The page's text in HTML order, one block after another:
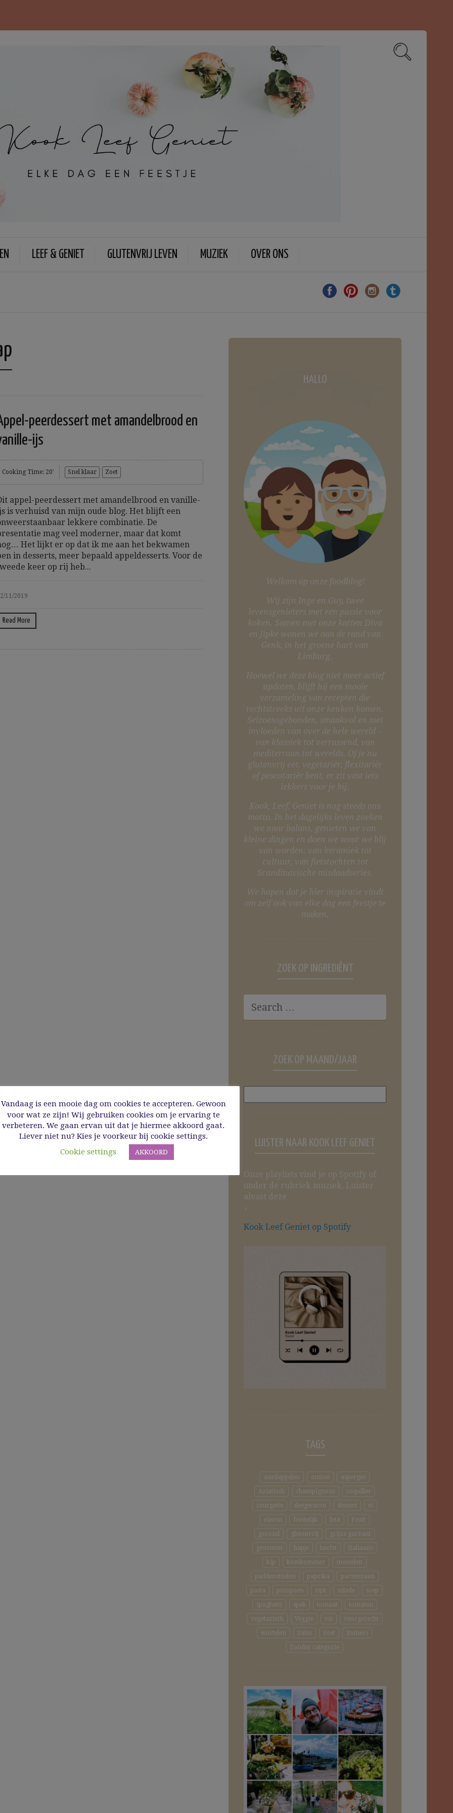
LEEF & GENIET GLUTENVRIJ LEVEN MUZIEK OVER ONS
peerdessert met amandelbrood en
ijs
Cooking Time: 20' Snel klaar Zoet
appel-peerdessert met amandelbrood en vanille-
is verhuisd van mijn oude blog. Het blijft een
lekkere combinatie. De
mag veel moderner, maar dat komt
Het lijkt er op dat ik me aan het bekwamen
in desserts, meer bepaald appeldesserts. Voor de
keer op rij heb...
11/2019
Read More
HALLO
Welkom op onze foodblog!
Wij zijn Inge en Guy, twee
levensgenieters met een passie voor
koken. Samen met onze katten Diva
en Jipke wonen we aan de rand van
Genk, in het groene hart van
Limburg.
Hoewel we deze blog niet meer actief
updaten, blijft hij een mooie
verzameling van recepten die
rechtstreeks uit onze keuken komen.
Seizoensgebonden, smaakvol en met
invloeden van over de hele wereld –
van klassiek tot verrassend, van
mediterraan tot werelds. Of je nu
glutenvrij eet, vegetariër, flexitariër
of pescotariër bent, er zit vast iets
lekkers voor je bij.
Kook, Leef, Geniet is nog steeds ons
motto. In het dagelijks leven zoeken
we naar balans, genieten we van
kleine dingen en doen we waar we blij
van worden: van keramiek tot
cultuur, van fietstochten tot
Scandinavische misdaadseries.
We hopen dat je hier inspiratie vindt
om zelf ook van elke dag een feestje te
maken.
ZOEK OP INGREDIËNT
ZOEK OP MAAND/JAAR
LUISTER NAAR KOOK LEEF GENIET
Onze playlists vind je op Spotify of
onder de rubriek muziek. Luister
alvast deze
↓
Kook Leef Geniet op Spotify
TAGS
aardappelen amuse
asperges
Aziatisch
champignons
coquilles
courgette
deegwaren dessert
ei
eieren
feestelijk feta
Fruit
gezond
glutenvrij
grijze garnaal
groenten
hapje herfst
Italiaans
kip
komkommer
mosselen
paddenstoelen
paprika
parmezaan
pasta
pompoen rijst salade
soep
spaghetti
spek tomaat
tomaten
vegetarisch
Veggie vis
voorgerecht
wortelen
zalm zoet
zomers
Zonder categorie
Vandaag is een mooie dag om cookies te accepteren. Gewoon
voor wat ze zijn! Wij gebruiken cookies om je ervaring te
verbeteren. We gaan ervan uit dat je hiermee akkoord gaat.
Liever niet nu? Kies je voorkeur bij cookie settings.
Cookie settings
AKKOORD